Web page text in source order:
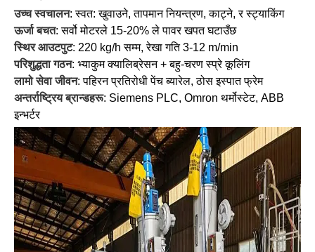
उच्च स्वचालन: स्वत: खुवाउने, तापमान नियन्त्रण, काट्ने, र स्ट्याकिंग
ऊर्जा बचत: सर्वो मोटरले 15-20% ले पावर खपत घटाउँछ
स्थिर आउटपुट: 220 kg/h सम्म, रेखा गति 3-12 m/min
परिशुद्धता गठन: भ्याकुम क्यालिब्रेसन + बहु-चरण स्प्रे कूलिंग
लामो सेवा जीवन: पहिरन प्रतिरोधी पेंच ब्यारेल, ठोस इस्पात फ्रेम
अन्तर्राष्ट्रिय ब्रान्डहरू: Siemens PLC, Omron थर्मोस्टेट, ABB
इन्भर्टर